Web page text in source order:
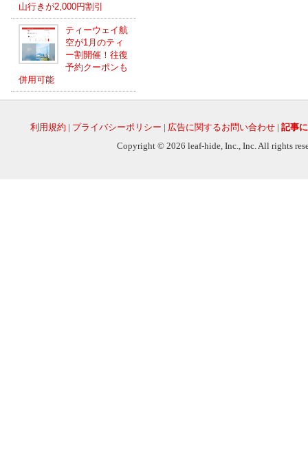
山行きが2,000円割引
ティーウェイ航
空が1月のティ
ー割開催！往復
予約クーポンも
併用可能
利用規約 | プライバシーポリシー | 広告に関するお問い合わせ | 記事
Copyright © 2026 leaf-hide, Inc., Inc. All rights